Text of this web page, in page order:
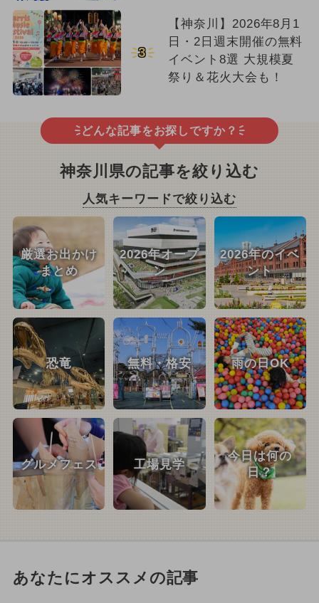
3
【神奈川】2026年8月1
日・2日週末開催の無料
イベント8選 大規模夏
祭り＆花火大会も！
どんな記事をお探しですか？
神奈川県の記事を絞り込む
人気キーワードで絞り込む
厳選お出かけ
まとめ
2026年オープ
ン
2026年のイベ
ント
恐竜 無料・格安 雨の日OK
グルメフェス 工場見学
今日は何の
日？
あなたにオススメの記事